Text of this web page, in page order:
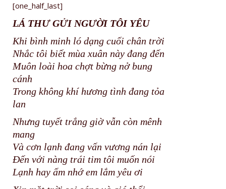
[one_half_last]
LÁ THƯ GỬI NGƯỜI TÔI YÊU
Khi bình minh ló dạng cuối chân trời
Nhắc tôi biết mùa xuân này đang đến
Muôn loài hoa chợt bừng nở bung
cánh
Trong không khí hương tình đang tỏa
lan
Nhưng tuyết trắng giờ vẫn còn mênh
mang
Và cơn lạnh đang vấn vương nán lại
Đến với nàng trái tim tôi muốn nói
Lạnh hay ấm nhớ em lắm yêu ơi